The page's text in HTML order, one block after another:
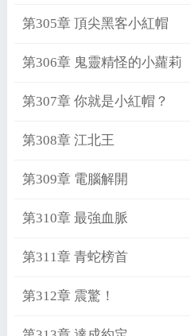
第305章 頂尖黑客小紅帽
第306章 鬼靈精怪的小蘿莉
第307章 你就是小紅帽？
第308章 江北王
第309章 電腦解開
第310章 最強血脈
第311章 青蛇榜首
第312章 震驚！